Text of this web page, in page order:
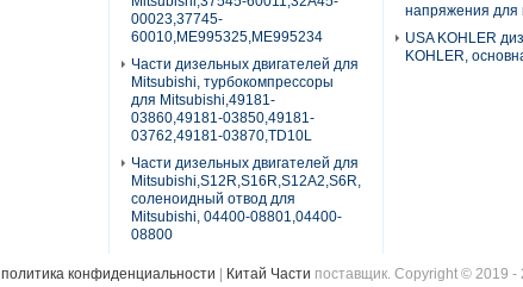
00023,37745-
60010,ME995325,ME995234
Части дизельных двигателей для
Mitsubishi, турбокомпрессоры
для Mitsubishi,49181-
03860,49181-03850,49181-
03762,49181-03870,TD10L
Части дизельных двигателей для
Mitsubishi,S12R,S16R,S12A2,S6R,
соленоидный отвод для
Mitsubishi, 04400-08801,04400-
08800
напряжения для
USA KOHLER
KOHLER,
политика конфиденциальности Китай Части поставщик. Copyright © 2019